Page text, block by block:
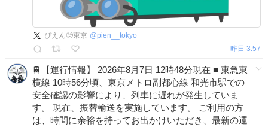
ぴえん🥺東京 @pien__tokyo
昨日 3:57
🚆【運行情報】 2026年8月7日 12時48分現在 ■ 東急東
横線 10時56分頃、東京メトロ副都心線 和光市駅での
安全確認の影響により、列車に遅れが発生していま
す。 現在、振替輸送を実施しています。 ご利用の方
は、時間に余裕を持ってお出かけいただき、最新の運